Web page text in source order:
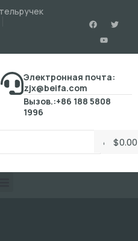
Электронная почта:
zjx@beifa.com
Вызов.:+86 188 5808
1996
$0.00